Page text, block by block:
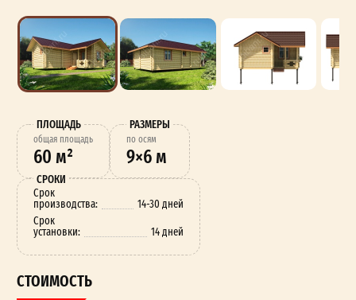
ПЛОЩАДЬ
oбщая площадь
60 м²
РАЗМЕРЫ
по осям
9×6 м
СРОКИ
Срок
производства:
14-30 дней
Срок
установки: 14 дней
СТОИМОСТЬ